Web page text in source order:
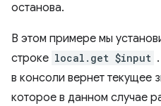
останова.
В этом примере мы
строке local.get $input
в консоли вернет текущее
которое в данном случае